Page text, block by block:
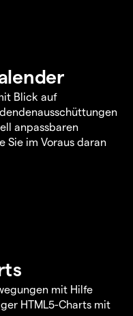
Blick auf
anpassbaren
Sie im Voraus daran
mit Hilfe
HTML5-Charts mit